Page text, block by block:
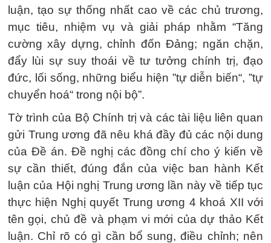
luận, tạo sự thống nhất cao về các chủ trương,
mục tiêu, nhiệm vụ và giải pháp nhằm “Tăng
cường xây dựng, chỉnh đốn Đảng; ngăn chặn,
đẩy lùi sự suy thoái về tư tưởng chính trị, đạo
đức, lối sống, những biểu hiện ”tự diễn biến“, ”tự
chuyển hoá“ trong nội bộ”.
Tờ trình của Bộ Chính trị và các tài liệu liên quan
gửi Trung ương đã nêu khá đầy đủ các nội dung
của Đề án. Đề nghị các đồng chí cho ý kiến về
sự cần thiết, đúng đắn của việc ban hành Kết
luận của Hội nghị Trung ương lần này về tiếp tục
thực hiện Nghị quyết Trung ương 4 khoá XII với
tên gọi, chủ đề và phạm vi mới của dự thảo Kết
luận. Chỉ rõ có gì cần bổ sung, điều chỉnh; nên